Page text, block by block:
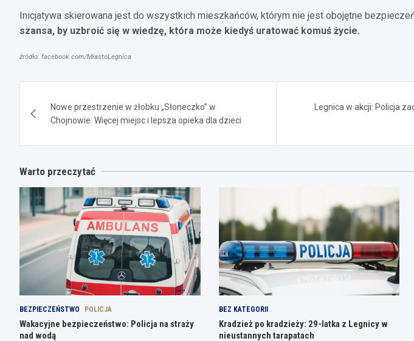
Inicjatywa skierowana jest do wszystkich mieszkańców, którym nie jest obojętne
szansa, by uzbroić się w wiedzę, która może kiedyś uratować komuś życie.
źródło: facebook.com/MiastoLegnica
wpisuNowe przestrzenie w żłobku „Słoneczko” w
Chojnowie: Więcej miejsc i lepsza opieka dla dzieci
Legnica w akcji: Policja
Warto przeczytać
BEZPIECZEŃSTWO POLICJA
Wakacyjne bezpieczeństwo: Policja na straży
nad wodą
BEZ KATEGORII
Kradzież po kradzieży: 29-latka z Legnicy w
nieustannych tarapatach